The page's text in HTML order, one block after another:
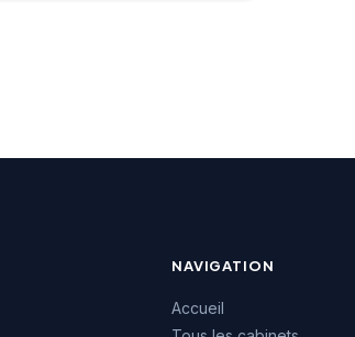
satisfaction des clients
NAVIGATION
Accueil